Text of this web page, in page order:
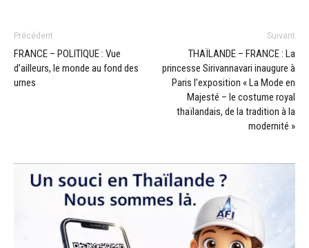
Précédent
FRANCE – POLITIQUE : Vue
d’ailleurs, le monde au fond des
urnes
Suivant
THAÏLANDE – FRANCE : La
princesse Sirivannavari inaugure à
Paris l’exposition « La Mode en
Majesté – le costume royal
thaïlandais, de la tradition à la
modernité »